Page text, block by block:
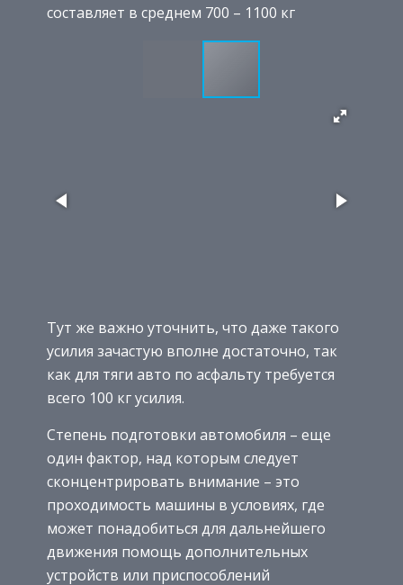
составляет в среднем 700 – 1100 кг
Тут же важно уточнить, что даже такого
усилия зачастую вполне достаточно, так
как для тяги авто по асфальту требуется
всего 100 кг усилия.
Степень подготовки автомобиля – еще
один фактор, над которым следует
сконцентрировать внимание – это
проходимость машины в условиях, где
может понадобиться для дальнейшего
движения помощь дополнительных
устройств или приспособлений